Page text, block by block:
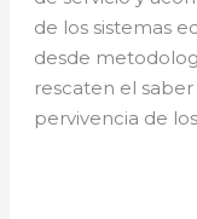
de los sistemas
desde
rescaten el
pervivencia de